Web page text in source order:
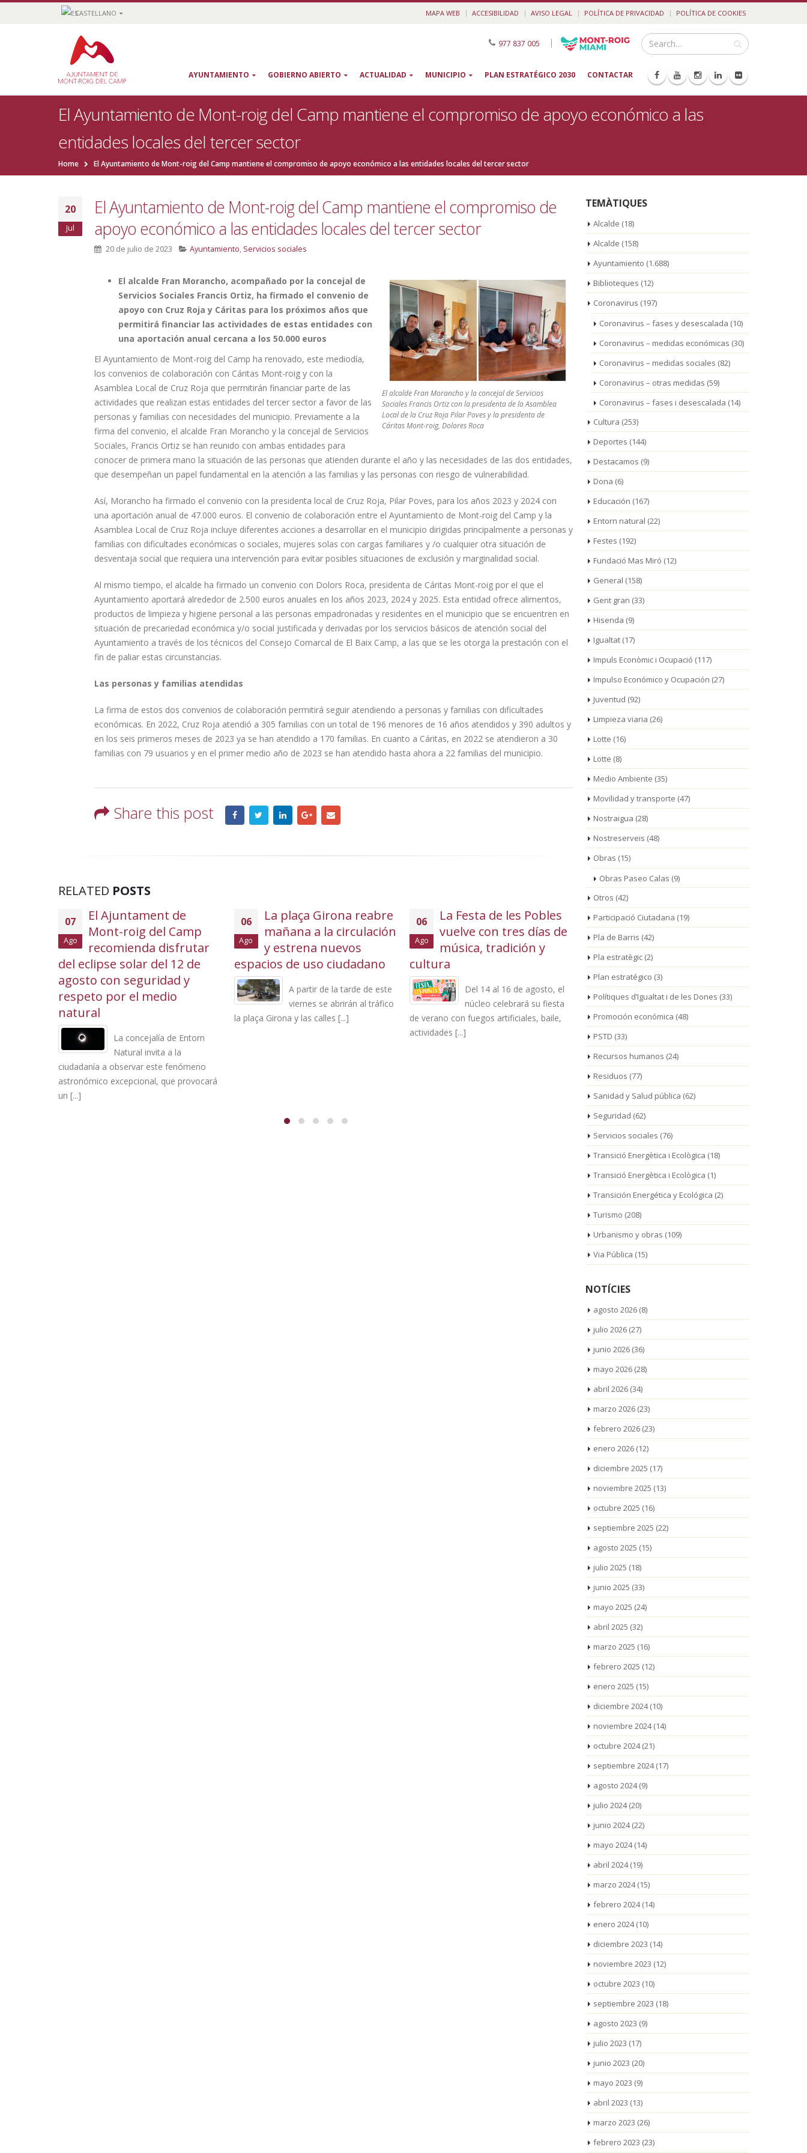
CASTELLANO MAPA WEB ACCESIBILIDAD AVISO LEGAL POLÍTICA DE PRIVACIDAD POLÍTICA DE COOKIES
977 837 005 |
AYUNTAMIENTO GOBIERNO ABIERTO ACTUALIDAD MUNICIPIO PLAN ESTRATÉGICO 2030 CONTACTAR
El Ayuntamiento de Mont-roig del Camp mantiene el compromiso de apoyo económico a las
entidades locales del tercer sector
Home El Ayuntamiento de Mont-roig del Camp mantiene el compromiso de apoyo económico a las entidades locales del tercer sector
20
Jul
El Ayuntamiento de Mont-roig del Camp mantiene el compromiso de
apoyo económico a las entidades locales del tercer sector
20 de julio de 2023 Ayuntamiento, Servicios sociales
El alcalde Fran Morancho y la concejal de Servicios
Sociales Francis Ortiz con la presidenta de la Asamblea
Local de la Cruz Roja Pilar Poves y la presidenta de
Cáritas Mont-roig, Dolores Roca
El alcalde Fran Morancho, acompañado por la concejal de
Servicios Sociales Francis Ortiz, ha firmado el convenio de
apoyo con Cruz Roja y Cáritas para los próximos años que
permitirá financiar las actividades de estas entidades con
una aportación anual cercana a los 50.000 euros
El Ayuntamiento de Mont-roig del Camp ha renovado, este mediodía,
los convenios de colaboración con Cáritas Mont-roig y con la
Asamblea Local de Cruz Roja que permitirán financiar parte de las
actividades que realizan estas entidades del tercer sector a favor de las
personas y familias con necesidades del municipio. Previamente a la
firma del convenio, el alcalde Fran Morancho y la concejal de Servicios
Sociales, Francis Ortiz se han reunido con ambas entidades para
conocer de primera mano la situación de las personas que atienden durante el año y las necesidades de las dos entidades,
que desempeñan un papel fundamental en la atención a las familias y las personas con riesgo de vulnerabilidad.
Así, Morancho ha firmado el convenio con la presidenta local de Cruz Roja, Pilar Poves, para los años 2023 y 2024 con
una aportación anual de 47.000 euros. El convenio de colaboración entre el Ayuntamiento de Mont-roig del Camp y la
Asamblea Local de Cruz Roja incluye diferentes acciones a desarrollar en el municipio dirigidas principalmente a personas y
familias con dificultades económicas o sociales, mujeres solas con cargas familiares y /o cualquier otra situación de
desventaja social que requiera una intervención para evitar posibles situaciones de exclusión y marginalidad social.
Al mismo tiempo, el alcalde ha firmado un convenio con Dolors Roca, presidenta de Cáritas Mont-roig por el que el
Ayuntamiento aportará alrededor de 2.500 euros anuales en los años 2023, 2024 y 2025. Esta entidad ofrece alimentos,
productos de limpieza y higiene personal a las personas empadronadas y residentes en el municipio que se encuentren en
situación de precariedad económica y/o social justificada y derivadas por los servicios básicos de atención social del
Ayuntamiento a través de los técnicos del Consejo Comarcal de El Baix Camp, a las que se les otorga la prestación con el
fin de paliar estas circunstancias.
Las personas y familias atendidas
La firma de estos dos convenios de colaboración permitirá seguir atendiendo a personas y familias con dificultades
económicas. En 2022, Cruz Roja atendió a 305 familias con un total de 196 menores de 16 años atendidos y 390 adultos y
en los seis primeros meses de 2023 ya se han atendido a 170 familias. En cuanto a Cáritas, en 2022 se atendieron a 30
familias con 79 usuarios y en el primer medio año de 2023 se han atendido hasta ahora a 22 familias del municipio.
Share this post
RELATED POSTS
07
Ago
El Ajuntament de
Mont-roig del Camp
recomienda disfrutar
del eclipse solar del 12 de
agosto con seguridad y
respeto por el medio
natural
La concejalía de Entorn
Natural invita a la
ciudadanía a observar este fenómeno
astronómico excepcional, que provocará
un [...]
06
Ago
La plaça Girona reabre
mañana a la circulación
y estrena nuevos
espacios de uso ciudadano
A partir de la tarde de este
viernes se abrirán al tráfico
la plaça Girona y las calles [...]
06
Ago
La Festa de les Pobles
vuelve con tres días de
música, tradición y
cultura
Del 14 al 16 de agosto, el
núcleo celebrará su fiesta
de verano con fuegos artificiales, baile,
actividades [...]
05
Ago
El Ayuntamiento saca a
licitación el servicio de
bar restaurante del
Casal d’Avis y Centro
Polivalente de Miami Platja
La concesión es por un
período de 3 años,
prorrogable un año más, con un canon
base de [...]
TEMÀTIQUES
Alcalde (18)
Alcalde (158)
Ayuntamiento (1.688)
Biblioteques (12)
Coronavirus (197)
Coronavirus – fases y desescalada (10)
Coronavirus – medidas económicas (30)
Coronavirus – medidas sociales (82)
Coronavirus – otras medidas (59)
Coronavirus – fases i desescalada (14)
Cultura (253)
Deportes (144)
Destacamos (9)
Dona (6)
Educación (167)
Entorn natural (22)
Festes (192)
Fundació Mas Miró (12)
General (158)
Gent gran (33)
Hisenda (9)
Igualtat(17)
Impuls Econòmic i Ocupació (117)
Impulso Económico y Ocupación (27)
Juventud (92)
Limpieza viaria (26)
Lotte (16)
Lotte (8)
Medio Ambiente (35)
Movilidad y transporte (47)
Nostraigua (28)
Nostreserveis (48)
Obras (15)
Obras Paseo Calas (9)
Otros (42)
Participació Ciutadana (19)
Pla de Barris (42)
Pla estratègic(2)
Plan estratégico (3)
Polítiques d’Igualtat i de les Dones (33)
Promoción económica (48)
PSTD (33)
Recursos humanos (24)
Residuos (77)
Sanidad y Salud pública (62)
Seguridad (62)
Servicios sociales (76)
Transició Energètica i Ecològica (18)
Transició Energètica i Ecològica (1)
Transición Energética y Ecológica (2)
Turismo (208)
Urbanismo y obras (109)
Via Pública (15)
NOTÍCIES
agosto 2026(8)
julio 2026(27)
junio 2026(36)
mayo 2026(28)
abril 2026(34)
marzo 2026(23)
febrero 2026(23)
enero 2026(12)
diciembre 2025 (17)
noviembre 2025 (13)
octubre 2025 (16)
septiembre 2025 (22)
agosto 2025 (15)
julio 2025 (18)
junio 2025 (33)
mayo 2025 (24)
abril 2025 (32)
marzo 2025 (16)
febrero 2025 (12)
enero 2025 (15)
diciembre 2024(10)
noviembre 2024(14)
octubre 2024(21)
septiembre 2024(17)
agosto 2024(9)
julio 2024(20)
junio 2024(22)
mayo 2024(14)
abril 2024(19)
marzo 2024(15)
febrero 2024(14)
enero 2024(10)
diciembre 2023 (14)
noviembre 2023 (12)
octubre 2023 (10)
septiembre 2023 (18)
agosto 2023 (9)
julio 2023 (17)
junio 2023 (20)
mayo 2023 (9)
abril 2023 (13)
marzo 2023 (26)
febrero 2023 (23)